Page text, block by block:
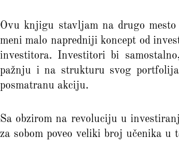
Ovu knjigu stavljam na drugo
meni malo napredniji koncept od
investitora. Investitori bi
pažnju i na strukturu svog
posmatranu akciju.
Sa obzirom na revoluciju u
za sobom poveo veliki broj učenika